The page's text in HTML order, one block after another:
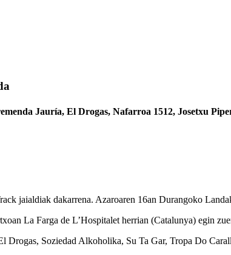
Jauría, El Drogas, Nafarroa 1512, Josetxu
jaialdiak dakarrena. Azaroaren 16an Durangoko
La Farga de L’Hospitalet herrian (Catalunya) egin
Drogas, Soziedad Alkoholika, Su Ta Gar, Tropa Do